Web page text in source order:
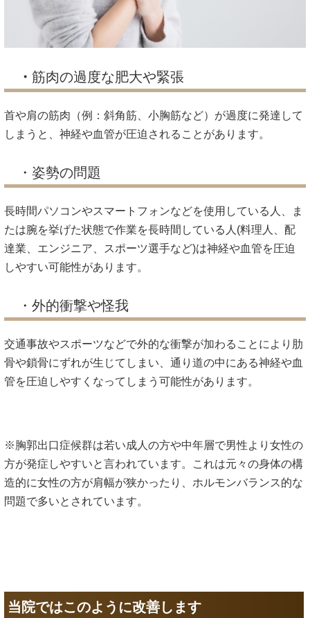
・ 筋肉の過度な肥大や緊張
首や肩の筋肉（例：斜角筋、小胸筋など）が過度に発達して
しまうと、神経や血管が圧迫されることがあります。
・姿勢の問題
長時間パソコンやスマートフォンなどを使用している人、ま
たは腕を挙げた状態で作業を長時間している人(料理人、配
達業、エンジニア、スポーツ選手など)は神経や血管を圧迫
しやすい可能性があります。
・外的衝撃や怪我
交通事故やスポーツなどで外的な衝撃が加わることにより肋
骨や鎖骨にずれが生じてしまい、通り道の中にある神経や血
管を圧迫しやすくなってしまう可能性があります。
※胸郭出口症候群は若い成人の方や中年層で男性より女性の
方が発症しやすいと言われています。これは元々の身体の構
造的に女性の方が肩幅が狭かったり、ホルモンバランス的な
問題で多いとされています。
当院ではこのように改善します